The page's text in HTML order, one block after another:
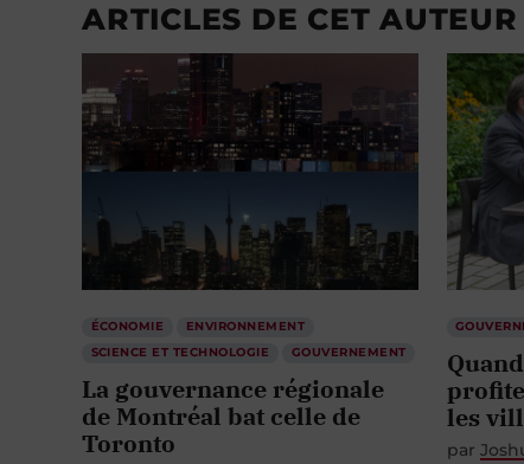
ARTICLES DE CET AUTEUR
ÉCONOMIE
ENVIRONNEMENT
SCIENCE ET TECHNOLOGIE
GOUVERNEMENT
La gouvernance régionale
de Montréal bat celle de
Toronto
les
par